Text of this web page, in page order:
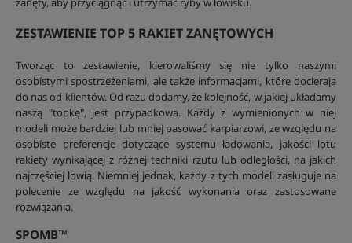
ZESTAWIENIE TOP 5 RAKIET ZANĘTOWYCH
Tworząc to zestawienie, kierowaliśmy się nie tylko naszymi
osobistymi spostrzeżeniami, ale także informacjami, które docierają
do nas od klientów. Od razu dodamy, że kolejność, w jakiej układamy
naszą "topkę", jest przypadkowa. Każdy z wymienionych w niej
modeli może bardziej lub mniej pasować karpiarzowi, ze względu na
osobiste preferencje dotyczące systemu ładowania, jakości lotu
rakiety wynikającej z różnej techniki rzutu lub odległości, na jakich
najczęściej łowią. Niemniej jednak, każdy z tych modeli zasługuje na
polecenie ze względu na jakość wykonania oraz zastosowane
rozwiązania.
SPOMB™